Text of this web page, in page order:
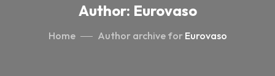
Author: Eurovaso
Home Author archive for Eurovaso